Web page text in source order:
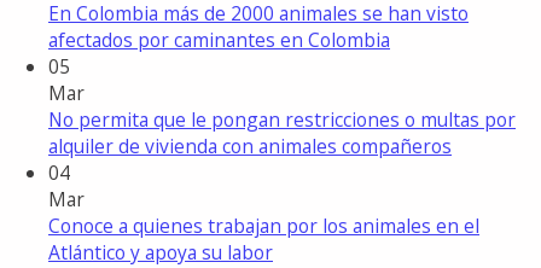
En Colombia más de 2000 animales se han visto
afectados por caminantes en Colombia
05
Mar
No permita que le pongan restricciones o multas por
alquiler de vivienda con animales compañeros
04
Mar
Conoce a quienes trabajan por los animales en el
Atlántico y apoya su labor